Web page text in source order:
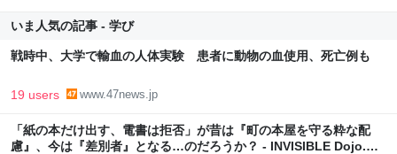
いま人気の記事 - 学び
戦時中、大学で輸血の人体実験 患者に動物の血使用、死亡例も
19 users www.47news.jp
「紙の本だけ出す、電書は拒否」が昔は『町の本屋を守る粋な配
慮』、今は『差別者』となる…のだろうか？ - INVISIBLE Dojo.